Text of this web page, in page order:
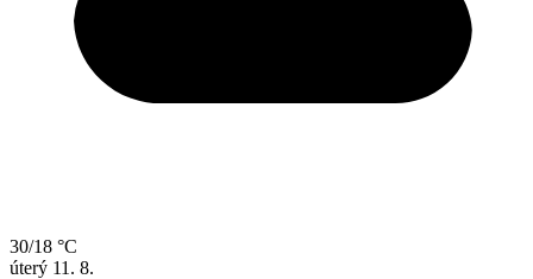
30/18 °C
úterý 11. 8.